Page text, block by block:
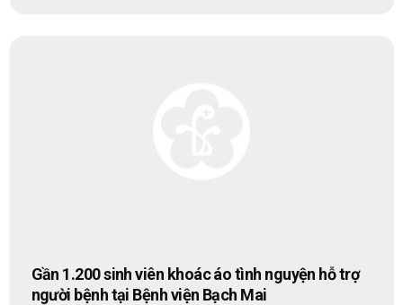
Gần 1.200 sinh viên khoác áo tình nguyện hỗ trợ
người bệnh tại Bệnh viện Bạch Mai